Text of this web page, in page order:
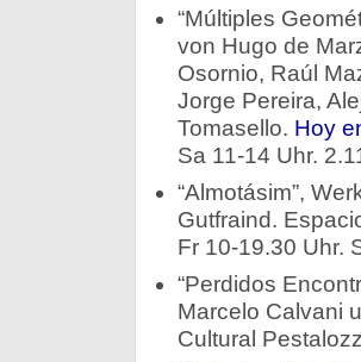
“Múltiples
von Hugo de
Osornio, Raúl
Jorge Pereira,
Tomasello. Hoy
Sa 11-14 Uhr.
“Almotásim”,
Gutfraind.
Fr 10-19.30 Uhr.
“Perdidos
Marcelo Calvani
Cultural